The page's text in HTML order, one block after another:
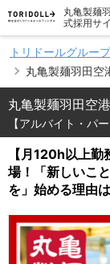
丸亀製麺
式採用サ
トリドールグルー
丸亀製麺羽田空
丸亀製麺羽田空
【アルバイト・パ
【月120h以上
場！「新しいこ
を」始める理由